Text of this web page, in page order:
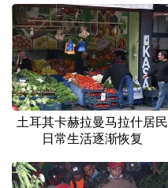
Русский язык
Deutsch Português
土耳其卡赫拉曼马拉什居民
日常生活逐渐恢复